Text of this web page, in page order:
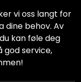
vi oss langt for
dine behov. Av
kan føle deg
god service,